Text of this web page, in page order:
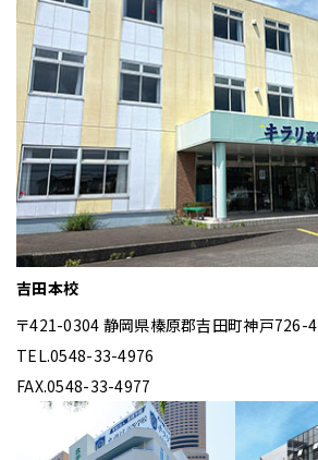
吉田本校
〒421-0304 静岡県榛原郡吉田町神戸726-4
TEL.0548-33-4976
FAX.0548-33-4977